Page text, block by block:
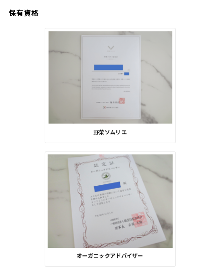
保有資格
野菜ソムリエ
オーガニックアドバイザー